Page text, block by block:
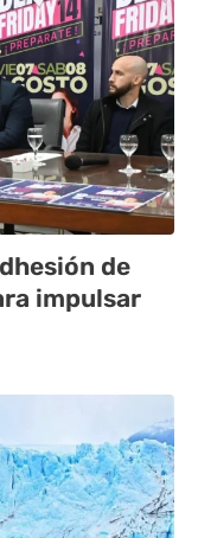
de
impulsar